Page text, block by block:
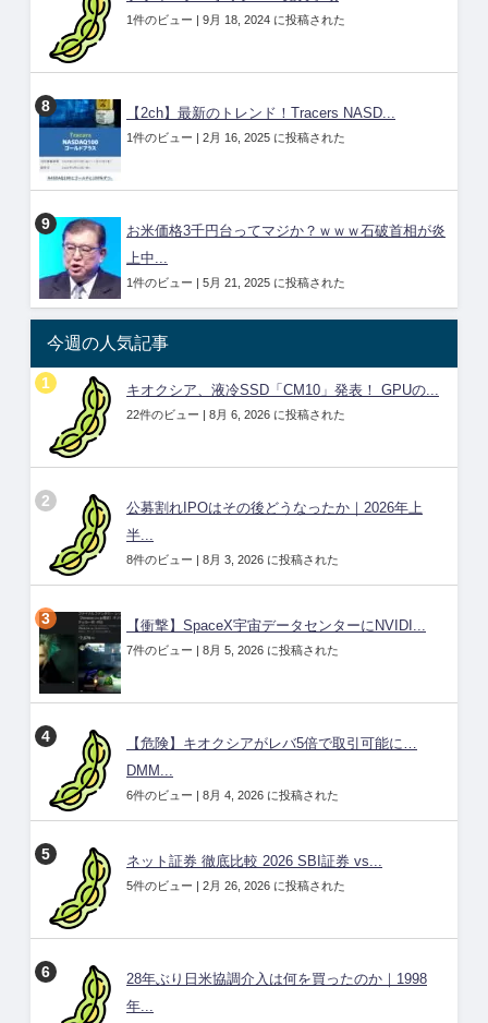
1件のビュー | 9月 18, 2024 に投稿された
【2ch】最新のトレンド！Tracers NASD...
1件のビュー | 2月 16, 2025 に投稿された
お米価格3千円台ってマジか？ｗｗｗ石破首相が炎
上中...
1件のビュー | 5月 21, 2025 に投稿された
今週の人気記事
キオクシア、液冷SSD「CM10」発表！ GPUの...
22件のビュー | 8月 6, 2026 に投稿された
公募割れIPOはその後どうなったか｜2026年上
半...
8件のビュー | 8月 3, 2026 に投稿された
【衝撃】SpaceX宇宙データセンターにNVIDI...
7件のビュー | 8月 5, 2026 に投稿された
【危険】キオクシアがレバ5倍で取引可能に…
DMM...
6件のビュー | 8月 4, 2026 に投稿された
ネット証券 徹底比較 2026 SBI証券 vs...
5件のビュー | 2月 26, 2026 に投稿された
28年ぶり日米協調介入は何を買ったのか｜1998
年...